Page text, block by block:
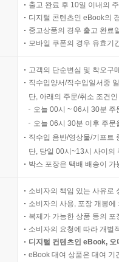
출고 완료 후 10일 이내의
디지털 콘텐츠인 eBook의
중고상품의 경우 출고 완료
모바일 쿠폰의 경우 유효기
고객의 단순변심 및 착오구
직수입양서/직수입일서중
단, 아래의 주문/취소 조건
오늘 00시 ~ 06시 30분
오늘 06시 30분 이후 주
직수입 음반/영상물/기프트
단, 당일 00시~13시 사이의
박스 포장은 택배 배송이
소비자의 책임 있는 사유로
소비자의 사용, 포장 개봉
복제가 가능한 상품 등의
소비자의 요청에 따라 개별
디지털 컨텐츠인 eBook,
eBook 대여 상품은 대여 기